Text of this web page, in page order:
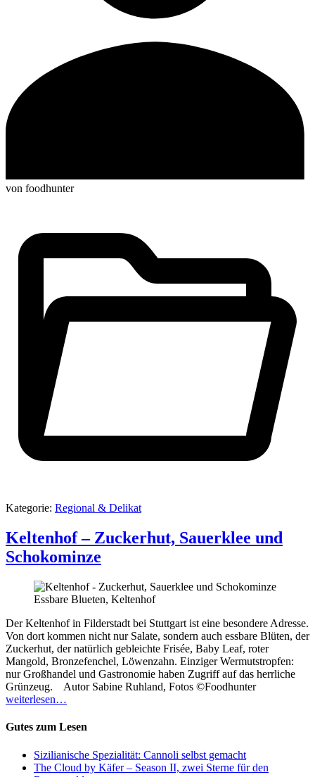
von foodhunter
Kategorie: Regional & Delikat
Keltenhof – Zuckerhut, Sauerklee und
Schokominze
Essbare Blueten, Keltenhof
Der Keltenhof in Filderstadt bei Stuttgart ist eine besondere Adresse.
Von dort kommen nicht nur Salate, sondern auch essbare Blüten, der
Zuckerhut, der natürlich gebleichte Frisée, Baby Leaf, roter
Mangold, Bronzefenchel, Löwenzahn. Einziger Wermutstropfen:
nur Großhandel und Gastronomie haben Zugriff auf das herrliche
Grünzeug. Autor Sabine Ruhland, Fotos ©Foodhunter
weiterlesen…
Gutes zum Lesen
Sizilianische Spezialität: Cannoli selbst gemacht
The Cloud by Käfer – Season II, zwei Sterne für den